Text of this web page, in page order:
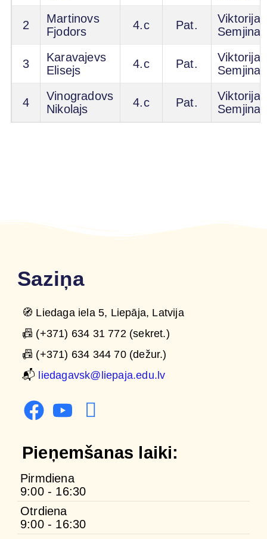
2
Martinovs
Fjodors
4.c Pat.
Viktorija
Semjina
3
Karavajevs
Elisejs
4.c Pat.
Viktorija
Semjina
4
Vinogradovs
Nikolajs
4.c Pat.
Viktorija
Semjina
Saziņa
🧭 Liedaga iela 5, Liepāja, Latvija
📠 (+371) 634 31 772 (sekret.)
📠 (+371) 634 344 70 (dežur.)
📬 liedagavsk@liepaja.edu.lv
Pieņemšanas laiki:
Pirmdiena
9:00 - 16:30
Otrdiena
9:00 - 16:30